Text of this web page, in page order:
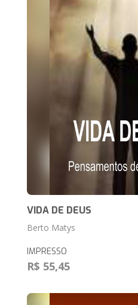
VIDA DE DEUS
Berto Matys
IMPRESSO
R$ 55,45